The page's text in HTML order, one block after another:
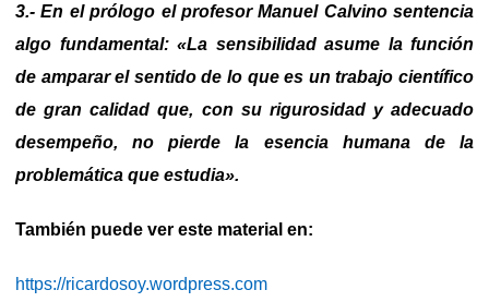
3.- En el prólogo el profesor Manuel Calvino sentencia
algo fundamental: «La sensibilidad asume la función
de amparar el sentido de lo que es un trabajo científico
de gran calidad que, con su rigurosidad y adecuado
desempeño, no pierde la esencia humana de la
problemática que estudia».
También puede ver este material en:
https://ricardosoy.wordpress.com